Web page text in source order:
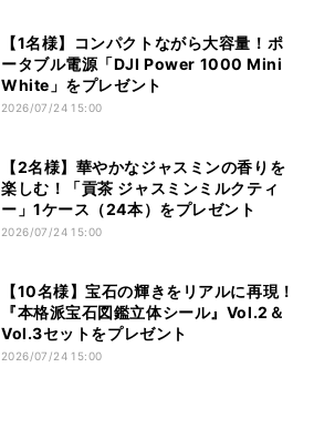
【1名様】コンパクトながら大容量！ポ
ータブル電源「DJI Power 1000 Mini
White」をプレゼント
2026/07/24 15:00
【2名様】華やかなジャスミンの香りを
楽しむ！「貢茶 ジャスミンミルクティ
ー」1ケース（24本）をプレゼント
2026/07/24 15:00
【10名様】宝石の輝きをリアルに再現！
『本格派宝石図鑑立体シール』Vol.2＆
Vol.3セットをプレゼント
2026/07/24 15:00